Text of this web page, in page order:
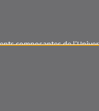
composantes de